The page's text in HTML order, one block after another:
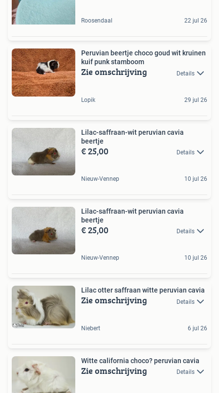
Roosendaal 22 jul 26
Peruvian beertje choco goud wit kruinen
kuif punk stamboom
Zie omschrijving Details
Lopik 29 jul 26
Lilac-saffraan-wit peruvian cavia
beertje
€ 25,00 Details
Nieuw-Vennep 10 jul 26
Lilac-saffraan-wit peruvian cavia
beertje
€ 25,00 Details
Nieuw-Vennep 10 jul 26
Lilac otter saffraan witte peruvian cavia
Zie omschrijving Details
Niebert 6 jul 26
Witte california choco? peruvian cavia
Zie omschrijving Details